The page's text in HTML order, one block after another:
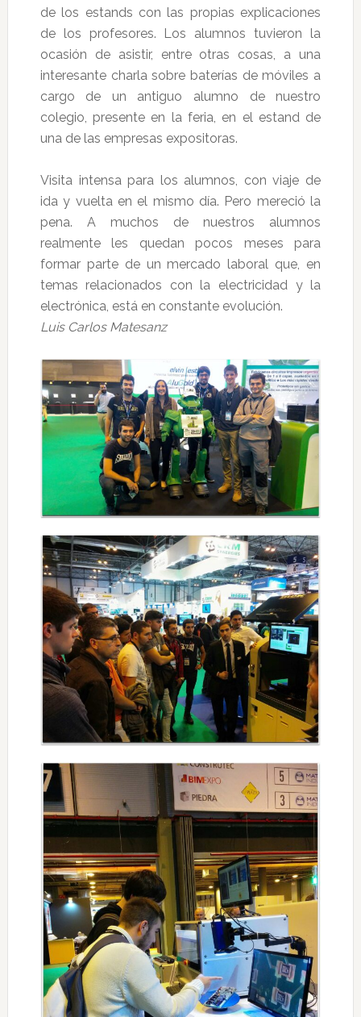
de los estands con las propias explicaciones
de los profesores. Los alumnos tuvieron la
ocasión de asistir, entre otras cosas, a una
interesante charla sobre baterías de móviles a
cargo de un antiguo alumno de nuestro
colegio, presente en la feria, en el estand de
una de las empresas expositoras.
Visita intensa para los alumnos, con viaje de
ida y vuelta en el mismo día. Pero mereció la
pena. A muchos de nuestros alumnos
realmente les quedan pocos meses para
formar parte de un mercado laboral que, en
temas relacionados con la electricidad y la
electrónica, está en constante evolución.
Luis Carlos Matesanz